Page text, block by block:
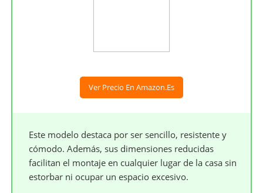
Ver Precio En Amazon.es
Este modelo destaca por ser sencillo, resistente y
cómodo. Además, sus dimensiones reducidas
facilitan el montaje en cualquier lugar de la casa sin
estorbar ni ocupar un espacio excesivo.